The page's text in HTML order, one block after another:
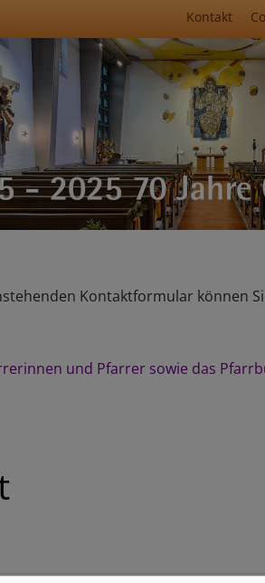
Kontakt
Kontaktformular können
und Pfarrer sowie das